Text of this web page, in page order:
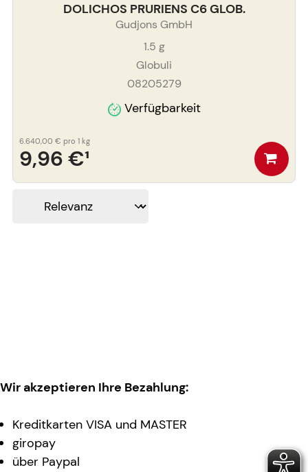
DOLICHOS PRURIENS C6 GLOB.
Gudjons GmbH
1.5 g
Globuli
08205279
Verfügbarkeit
9,96 €¹
6.640,00 € pro 1 kg
Wir akzeptieren Ihre Bezahlung:
Kreditkarten VISA und MASTER
giropay
über Paypal